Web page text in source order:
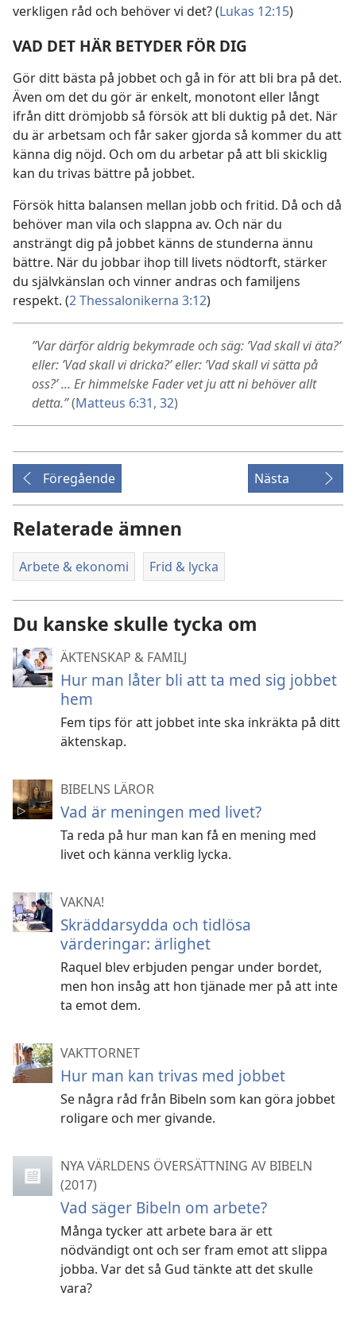
verkligen råd och behöver vi det? (Lukas 12:15)
VAD DET HÄR BETYDER FÖR DIG
Gör ditt bästa på jobbet och gå in för att bli bra på det.
Även om det du gör är enkelt, monotont eller långt
ifrån ditt drömjobb så försök att bli duktig på det. När
du är arbetsam och får saker gjorda så kommer du att
känna dig nöjd. Och om du arbetar på att bli skicklig
kan du trivas bättre på jobbet.
Försök hitta balansen mellan jobb och fritid. Då och då
behöver man vila och slappna av. Och när du
ansträngt dig på jobbet känns de stunderna ännu
bättre. När du jobbar ihop till livets nödtorft, stärker
du självkänslan och vinner andras och familjens
respekt. (2 Thessalonikerna 3:12)
”Var därför aldrig bekymrade och säg: ’Vad skall vi äta?’
eller: ’Vad skall vi dricka?’ eller: ’Vad skall vi sätta på
oss?’ ... Er himmelske Fader vet ju att ni behöver allt
detta.”(Matteus 6:31, 32)
Föregående Nästa
Relaterade ämnen
Arbete & ekonomi Frid & lycka
Du kanske skulle tycka om
ÄKTENSKAP & FAMILJ
Hur man låter bli att ta med sig jobbet
hem
Fem tips för att jobbet inte ska inkräkta på ditt
äktenskap.
BIBELNS LÄROR
Vad är meningen med livet?
Ta reda på hur man kan få en mening med
livet och känna verklig lycka.
VAKNA!
Skräddarsydda och tidlösa
värderingar: ärlighet
Raquel blev erbjuden pengar under bordet,
men hon insåg att hon tjänade mer på att inte
ta emot dem.
VAKTTORNET
Hur man kan trivas med jobbet
Se några råd från Bibeln som kan göra jobbet
roligare och mer givande.
NYA VÄRLDENS ÖVERSÄTTNING AV BIBELN
(2017)
Vad säger Bibeln om arbete?
Många tycker att arbete bara är ett
nödvändigt ont och ser fram emot att slippa
jobba. Var det så Gud tänkte att det skulle
vara?